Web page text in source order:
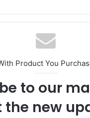
Product You
to our
the new